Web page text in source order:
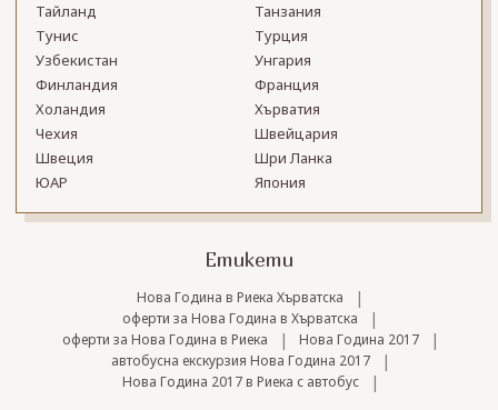
Тайланд
Танзания
Тунис
Турция
Узбекистан
Унгария
Финландия
Франция
Холандия
Хърватия
Чехия
Швейцария
Швеция
Шри Ланка
ЮАР
Япония
Етикети
Нова Година в Риека Хърватска |
оферти за Нова Година в Хърватска |
оферти за Нова Година в Риека | Нова Година 2017 |
автобусна екскурзия Нова Година 2017 |
Нова Година 2017 в Риека с автобус |